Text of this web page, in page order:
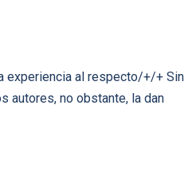
experiencia al respecto/+/+ Sin
autores, no obstante, la dan